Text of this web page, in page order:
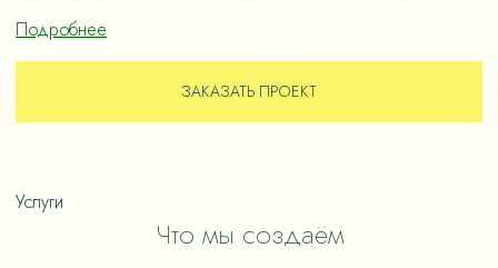
Подробнее
ЗАКАЗАТЬ ПРОЕКТ
Услуги
Что мы создаём